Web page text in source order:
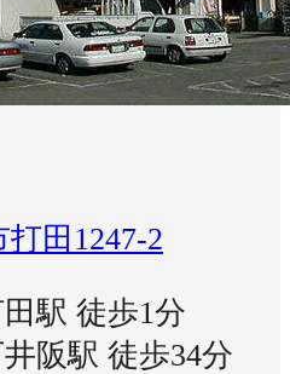
田1247-2
駅 徒歩1分
阪駅 徒歩34分